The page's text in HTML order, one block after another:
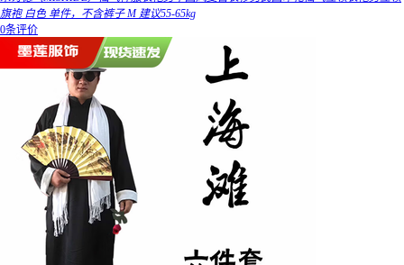
旗袍 白色 单件，不含裤子 M 建议55-65kg
0条评价